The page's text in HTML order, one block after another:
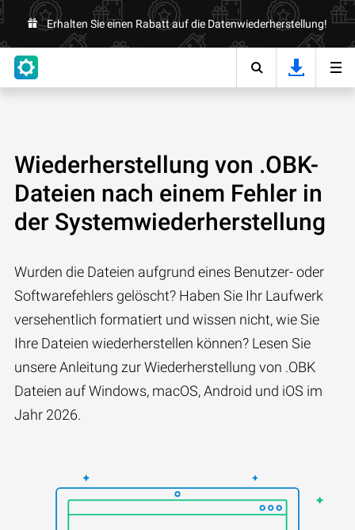
Erhalten Sie einen Rabatt auf die Datenwiederherstellung!
Wiederherstellung von .OBK-
Dateien nach einem Fehler in
der Systemwiederherstellung
Wurden die Dateien aufgrund eines Benutzer- oder
Softwarefehlers gelöscht? Haben Sie Ihr Laufwerk
versehentlich formatiert und wissen nicht, wie Sie
Ihre Dateien wiederherstellen können? Lesen Sie
unsere Anleitung zur Wiederherstellung von .OBK
Dateien auf Windows, macOS, Android und iOS im
Jahr 2026.